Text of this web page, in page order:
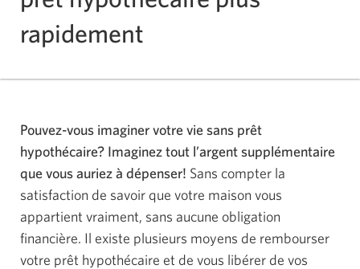
rapidement
Pouvez-vous imaginer votre vie sans prêt
hypothécaire? Imaginez tout l’argent supplémentaire
que vous auriez à dépenser! Sans compter la
satisfaction de savoir que votre maison vous
appartient vraiment, sans aucune obligation
financière. Il existe plusieurs moyens de rembourser
votre prêt hypothécaire et de vous libérer de vos